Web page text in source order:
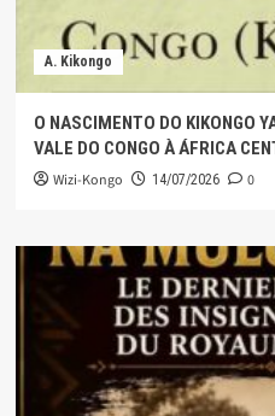
A. Kikongo
O NASCIMENTO DO KIKONGO
VALE DO CONGO À ÁFRICA
Wizi-Kongo 14/07/2026 0